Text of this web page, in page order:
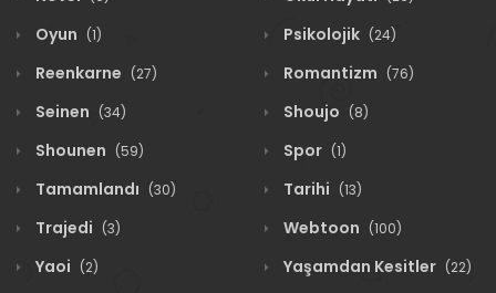
Oyun (1) Psikolojik (24)
Reenkarne (27) Romantizm (76)
Seinen (34) Shoujo (8)
Shounen (59) Spor (1)
Tamamlandı (30) Tarihi (13)
Trajedi (3) Webtoon (100)
Yaoi (2) Yaşamdan Kesitler (22)